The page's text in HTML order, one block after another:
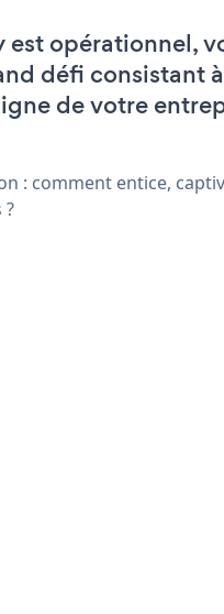
opérationnel,
défi consistant à
de votre
: comment entice,